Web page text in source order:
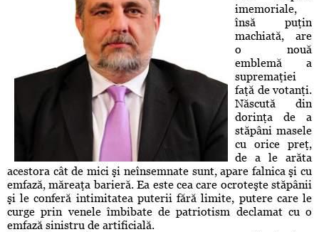
imemoriale,
însă puţin
machiată, are
o nouă
emblemă a
supremaţiei
faţă de votanţi.
Născută din
dorinţa de a
stăpâni masele
cu orice preţ,
de a le arăta
acestora cât de mici şi neînsemnate sunt, apare falnica şi cu
emfază, măreaţa barieră. Ea este cea care ocroteşte stăpânii
şi le conferă intimitatea puterii fără limite, putere care le
curge prin venele îmbibate de patriotism declamat cu o
emfază sinistru de artificială.